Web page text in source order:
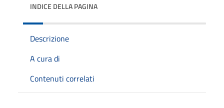
INDICE DELLA PAGINA
Descrizione
A cura di
Contenuti correlati